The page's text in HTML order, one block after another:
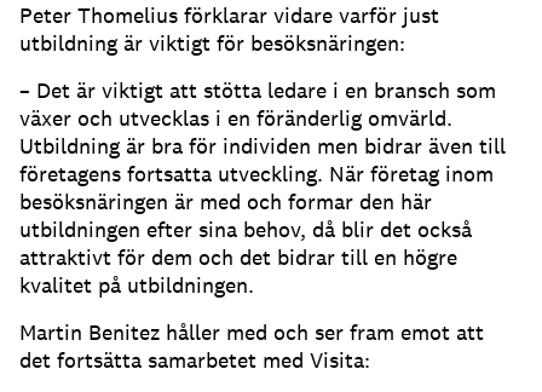
Peter Thomelius förklarar vidare varför just
utbildning är viktigt för besöksnäringen:
– Det är viktigt att stötta ledare i en bransch som
växer och utvecklas i en föränderlig omvärld.
Utbildning är bra för individen men bidrar även till
företagens fortsatta utveckling. När företag inom
besöksnäringen är med och formar den här
utbildningen efter sina behov, då blir det också
attraktivt för dem och det bidrar till en högre
kvalitet på utbildningen.
Martin Benitez håller med och ser fram emot att
det fortsätta samarbetet med Visita: